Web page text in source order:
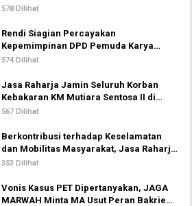
KM Mutiara Sentosa II
578 Dilihat
Rendi Siagian Percayakan
Kepemimpinan DPD Pemuda Karya
Nasional Kota Medan kepada Josef
574 Dilihat
Jasa Raharja Jamin Seluruh Korban
Kebakaran KM Mutiara Sentosa II di
Perairan Sumenep
567 Dilihat
Berkontribusi terhadap Keselamatan
dan Mobilitas Masyarakat, Jasa Raharja
Raih Penghargaan di Ajang Transportasi
353 Dilihat
Vonis Kasus PET Dipertanyakan, JAGA
MARWAH Minta MA Usut Peran Bakrie